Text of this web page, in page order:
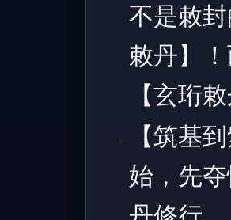
不是敕
敕丹】
【玄珩
【筑基
始，先